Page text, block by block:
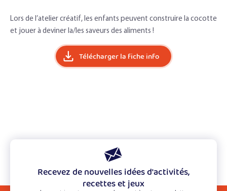
Lors de l’atelier créatif, les enfants peuvent construire la cocotte
et jouer à deviner la/les saveurs des aliments !
Télécharger la fiche info
Recevez de nouvelles idées d'activités,
recettes et jeux